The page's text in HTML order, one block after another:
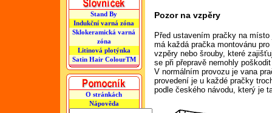
Stand By
Indukční varná zóna
Sklokeramická varná
zóna
Litinová plotýnka
Satin Hair ColourTM
O stránkách
Nápověda
Pozor na vzpěry
Před ustavením pračky na
má každá pračka montovánu
vzpěry nebo šrouby, které
se při přepravě nemohly
V normálním provozu je vana
provedení je u každé pračky
podle českého návodu, který je